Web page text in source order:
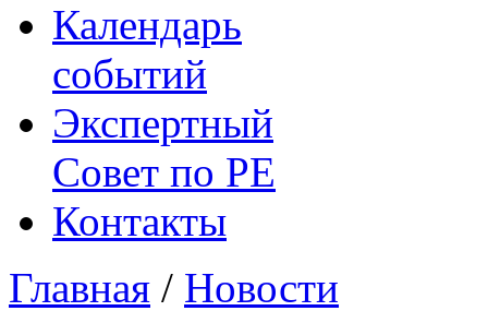
Календарь
событий
Экспертный
Совет по РЕ
Контакты
Главная / Новости